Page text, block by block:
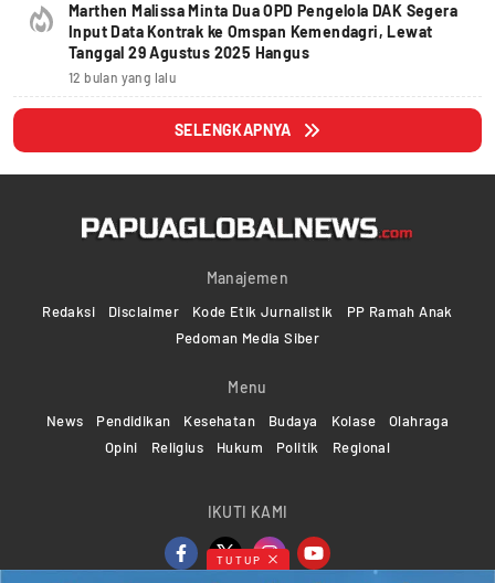
Marthen Malissa Minta Dua OPD Pengelola DAK Segera
Input Data Kontrak ke Omspan Kemendagri, Lewat
Tanggal 29 Agustus 2025 Hangus
12 bulan yang lalu
SELENGKAPNYA
Manajemen
Redaksi Disclaimer Kode Etik Jurnalistik
PP Ramah Anak
Pedoman Media Siber
Menu
News Pendidikan Kesehatan Budaya Kolase
Olahraga
Opini
Religius Hukum Politik Regional
IKUTI KAMI
TUTUP